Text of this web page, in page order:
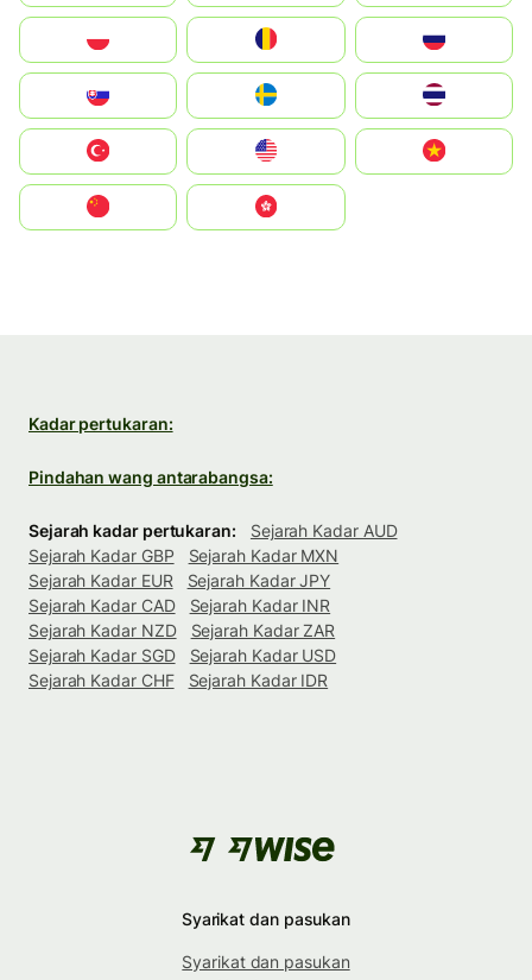
United States
中國香港特別行政區
Kadar pertukaran:
Pindahan wang antarabangsa:
Sejarah kadar pertukaran:
Sejarah Kadar AUD
Sejarah Kadar GBP
Sejarah Kadar MXN
Sejarah Kadar EUR
Sejarah Kadar JPY
Sejarah Kadar CAD
Sejarah Kadar INR
Sejarah Kadar NZD
Sejarah Kadar ZAR
Sejarah Kadar SGD
Sejarah Kadar USD
Sejarah Kadar CHF
Sejarah Kadar IDR
Syarikat dan pasukan
Syarikat dan pasukan